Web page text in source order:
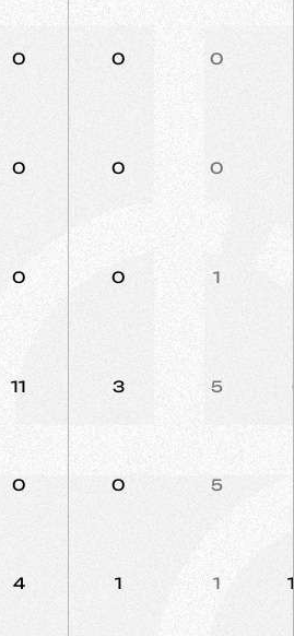
0 0 0
0 0 0
0 0 1
11 3 5
0 0 5
4 1 1